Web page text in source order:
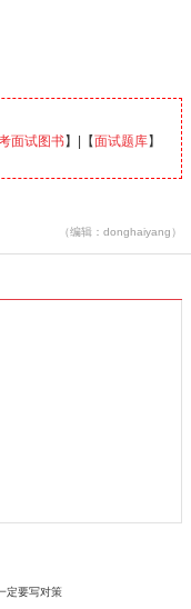
面试图书】|【面试题库】
（编辑：donghaiyang）
定要写对策